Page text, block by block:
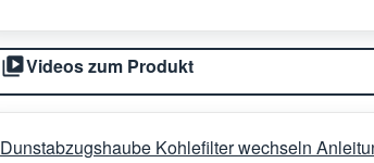
Videos zum Produkt
Dunstabzugshaube Kohlefilter wechseln